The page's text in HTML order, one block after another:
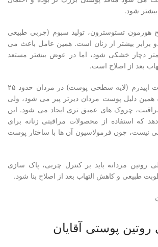
شود.
هورمون تستوسترون، تولید سبوم (چربی طبیعی
برابر بیشتر از زنان است. همین عامل باعث می
دچار خشکی شود، اما در عوض بیشتر مستعد
بعد از اصلاح است.
از سوی دیگر، ضخامت اپیدرم (لایه سطحی پوست) در مردان حدود ۲۵
دلیل پوست مردان دیرتر پیر می شود، ولی
چروک های عمیق تری ایجاد می شود. این
که استفاده از محصولات مراقبتی زنانه برای
نیست، چون فرمولاسیون آن ها با ساختار پوست
روتین مردانه باید بر کنترل چربی، پاک سازی
طبیعی و کاهش التهاب بعد از اصلاح بنا شود.
پوستی آقایان